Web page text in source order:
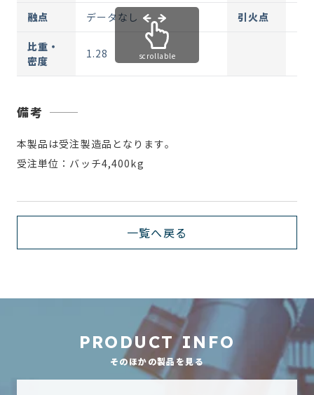
融点 データなし 引火点
比重・
密度
1.28 scrollable
備考
本製品は受注製造品となります。
受注単位：バッチ4,400kg
一覧へ戻る
PRODUCT INFO
そのほかの製品を見る